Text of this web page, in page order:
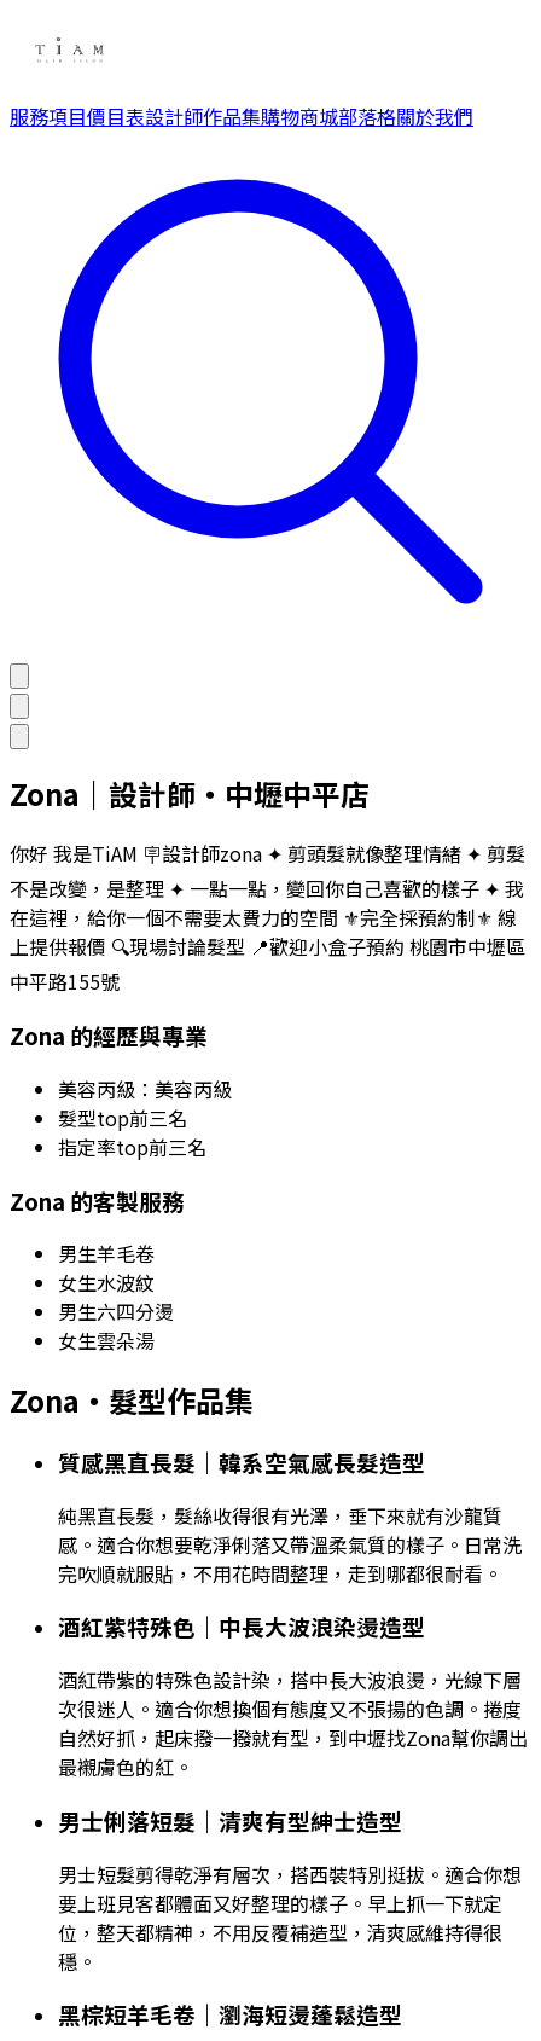
服務項目價目表設計師作品集購物商城部落格關於我們
Zona ｜ 設計師 ・ 中壢中平店
你好 我是TiAM 🪧設計師zona ✦ 剪頭髮就像整理情緒 ✦ 剪髮
不是改變，是整理 ✦ 一點一點，變回你自己喜歡的樣子 ✦ 我
在這裡，給你一個不需要太費力的空間 ⚜️完全採預約制⚜️ 線
上提供報價 🔍現場討論髮型 📍歡迎小盒子預約 桃園市中壢區
中平路155號
Zona 的經歷與專業
美容丙級 ：美容丙級
髮型top前三名
指定率top前三名
Zona 的客製服務
男生羊毛卷
女生水波紋
男生六四分燙
女生雲朵湯
Zona ・髮型作品集
質感黑直長髮｜韓系空氣感長髮造型
純黑直長髮，髮絲收得很有光澤，垂下來就有沙龍質
感。適合你想要乾淨俐落又帶溫柔氣質的樣子。日常洗
完吹順就服貼，不用花時間整理，走到哪都很耐看。
酒紅紫特殊色｜中長大波浪染燙造型
酒紅帶紫的特殊色設計染，搭中長大波浪燙，光線下層
次很迷人。適合你想換個有態度又不張揚的色調。捲度
自然好抓，起床撥一撥就有型，到中壢找Zona幫你調出
最襯膚色的紅。
男士俐落短髮｜清爽有型紳士造型
男士短髮剪得乾淨有層次，搭西裝特別挺拔。適合你想
要上班見客都體面又好整理的樣子。早上抓一下就定
位，整天都精神，不用反覆補造型，清爽感維持得很
穩。
黑棕短羊毛卷｜瀏海短燙蓬鬆造型